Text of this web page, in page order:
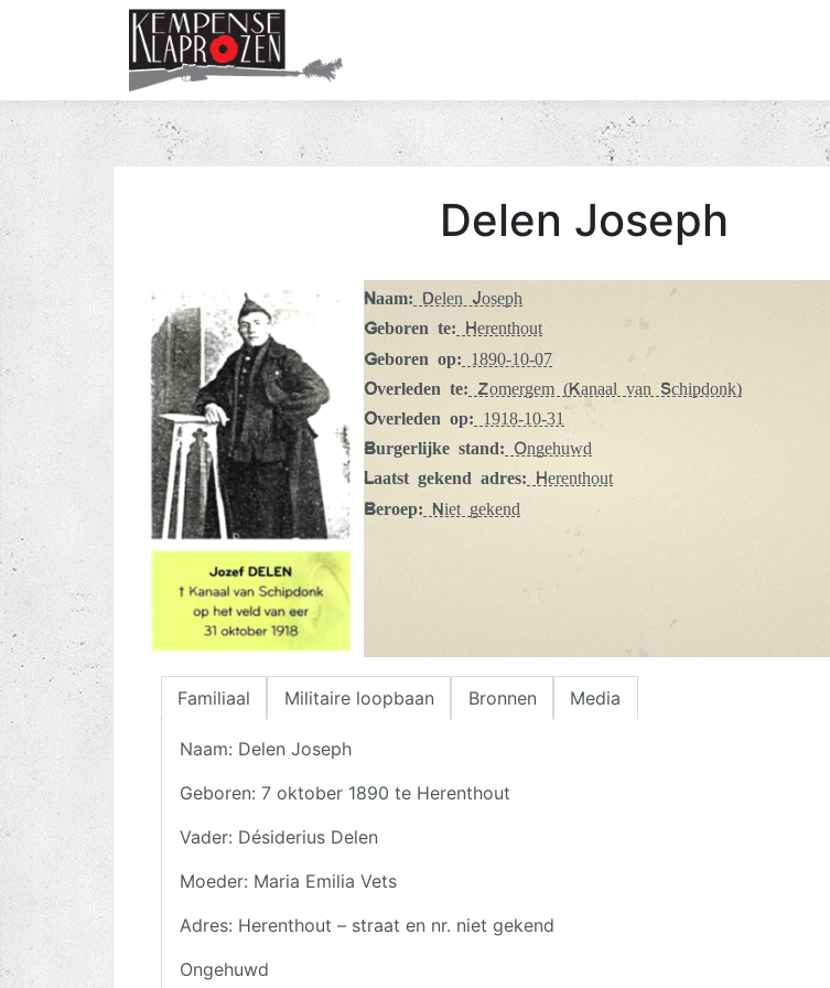
Delen Joseph
Naam: Delen Joseph
Geboren te: Herenthout
Geboren op: 1890-10-07
Overleden te: Zomergem (Kanaal van Schipdonk)
Overleden op: 1918-10-31
Burgerlijke stand: Ongehuwd
Laatst gekend adres: Herenthout
Beroep: Niet gekend
Familiaal Militaire loopbaan Bronnen Media
Naam: Delen Joseph
Geboren: 7 oktober 1890 te Herenthout
Vader: Désiderius Delen
Moeder: Maria Emilia Vets
Adres: Herenthout – straat en nr. niet gekend
Ongehuwd